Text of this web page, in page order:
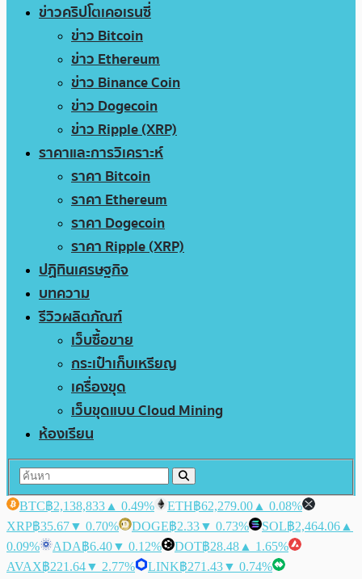
ข่าวคริปโตเคอเรนซี่
ข่าว Bitcoin
ข่าว Ethereum
ข่าว Binance Coin
ข่าว Dogecoin
ข่าว Ripple (XRP)
ราคาและการวิเคราะห์
ราคา Bitcoin
ราคา Ethereum
ราคา Dogecoin
ราคา Ripple (XRP)
ปฏิทินเศรษฐกิจ
บทความ
รีวิวผลิตภัณฑ์
เว็บซื้อขาย
กระเป๋าเก็บเหรียญ
เครื่องขุด
เว็บขุดแบบ Cloud Mining
ห้องเรียน
BTC฿2,138,833 ▲ 0.49% ETH฿62,279.00 ▲ 0.08%
XRP฿35.67▼ 0.70% DOGE฿2.33▼ 0.73% SOL฿2,464.06 ▲
0.09%
ADA฿6.40▼ 0.12% DOT฿28.48 ▲ 1.65%
AVAX฿221.64▼ 2.77% LINK฿271.43▼ 0.74%